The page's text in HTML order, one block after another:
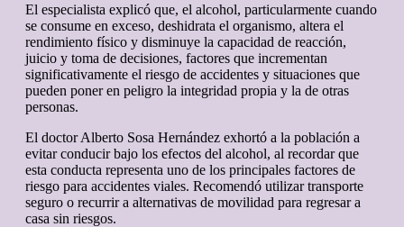
El especialista explicó que, el alcohol, particularmente cuando
se consume en exceso, deshidrata el organismo, altera el
rendimiento físico y disminuye la capacidad de reacción,
juicio y toma de decisiones, factores que incrementan
significativamente el riesgo de accidentes y situaciones que
pueden poner en peligro la integridad propia y la de otras
personas.
El doctor Alberto Sosa Hernández exhortó a la población a
evitar conducir bajo los efectos del alcohol, al recordar que
esta conducta representa uno de los principales factores de
riesgo para accidentes viales. Recomendó utilizar transporte
seguro o recurrir a alternativas de movilidad para regresar a
casa sin riesgos.